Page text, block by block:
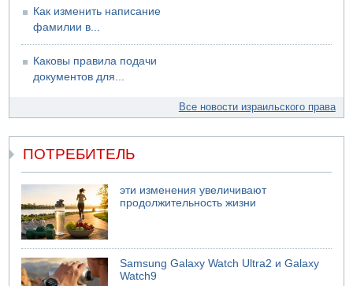
Как изменить написание
фамилии в...
Каковы правила подачи
документов для...
Все новости израильского права
ПОТРЕБИТЕЛЬ
эти изменения увеличивают
продолжительность жизни
Samsung Galaxy Watch Ultra2 и Galaxy
Watch9